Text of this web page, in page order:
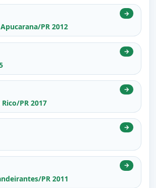
PR 2012
→
→
PR 2017
→
→
PR 2011
→